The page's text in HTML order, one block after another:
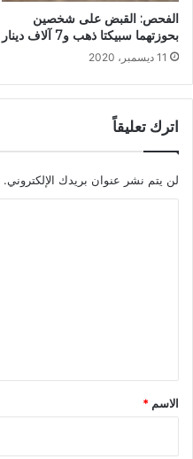
الفحص: القبض على شخصين
بحوزتهما سبيكتا ذهب و7 آلاف دينار‎
11 ديسمبر، 2020
اترك تعليقاً
لن يتم نشر عنوان بريدك الإلكتروني.
*
الاسم *